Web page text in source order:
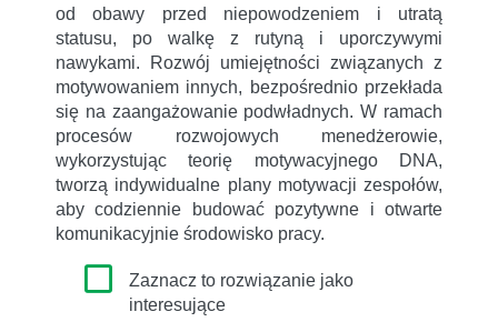
od obawy przed niepowodzeniem i utratą
statusu, po walkę z rutyną i uporczywymi
nawykami. Rozwój umiejętności związanych z
motywowaniem innych, bezpośrednio przekłada
się na zaangażowanie podwładnych. W ramach
procesów rozwojowych menedżerowie,
wykorzystując teorię motywacyjnego DNA,
tworzą indywidualne plany motywacji zespołów,
aby codziennie budować pozytywne i otwarte
komunikacyjnie środowisko pracy.
Zaznacz to rozwiązanie jako
interesujące